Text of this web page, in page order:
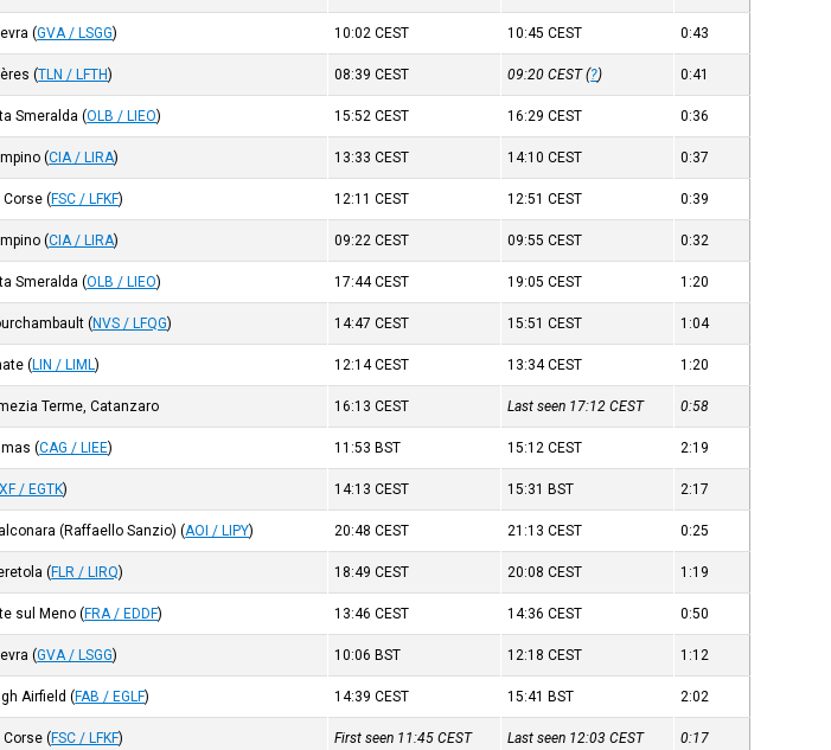
(GVA / LSGG) 10:02CEST 10:45CEST 0:43
(TLN / LFTH) 08:39CEST 09:20CEST(?) 0:41
Smeralda (OLB / LIEO) 15:52CEST 16:29CEST 0:36
(CIA / LIRA) 13:33CEST 14:10CEST 0:37
Corse (FSC / LFKF) 12:11CEST 12:51CEST 0:39
(CIA / LIRA) 09:22CEST 09:55CEST 0:32
Smeralda (OLB / LIEO) 17:44CEST 19:05CEST 1:20
(NVS / LFQG) 14:47CEST 15:51CEST 1:04
(LIN / LIML) 12:14CEST 13:34CEST 1:20
Terme, Catanzaro 16:13CEST Last seen 17:12CEST 0:58
(CAG / LIEE) 11:53 BST 15:12CEST 2:19
/ EGTK) 14:13CEST 15:31 BST 2:17
(Raffaello Sanzio) (AOI / LIPY) 20:48CEST 21:13CEST 0:25
(FLR / LIRQ) 18:49CEST 20:08CEST 1:19
sul Meno (FRA / EDDF) 13:46CEST 14:36CEST 0:50
(GVA / LSGG) 10:06 BST 12:18CEST 1:12
Airfield (FAB / EGLF) 14:39CEST 15:41 BST 2:02
Corse (FSC / LFKF) First seen 11:45CEST Last seen 12:03CEST 0:17